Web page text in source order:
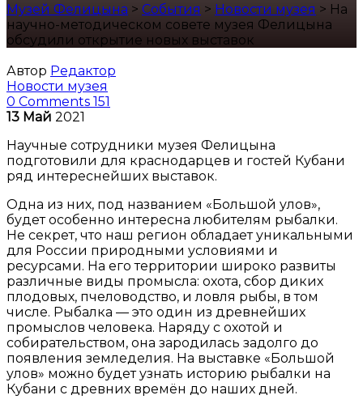
Музей Фелицына > События > Новости музея > На
научно-методическом совете музея Фелицына
обсудили открытие новых выставок
Автор Редактор
Новости музея
0 Comments 151
13 Май 2021
Научные сотрудники музея Фелицына
подготовили для краснодарцев и гостей Кубани
ряд интереснейших выставок.
Одна из них, под названием «Большой улов»,
будет особенно интересна любителям рыбалки.
Не секрет, что наш регион обладает уникальными
для России природными условиями и
ресурсами. На его территории широко развиты
различные виды промысла: охота, сбор диких
плодовых, пчеловодство, и ловля рыбы, в том
числе. Рыбалка — это один из древнейших
промыслов человека. Наряду с охотой и
собирательством, она зародилась задолго до
появления земледелия. На выставке «Большой
улов» можно будет узнать историю рыбалки на
Кубани с древних времён до наших дней.